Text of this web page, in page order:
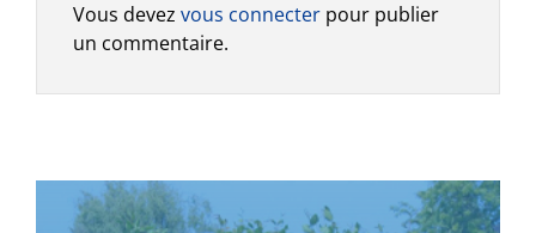
Vous devez vous connecter pour publier
un commentaire.